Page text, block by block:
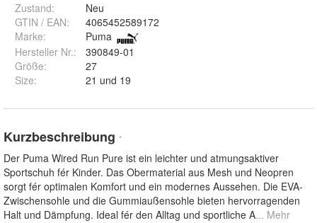
Zustand:
Neu
GTIN / EAN:
4065452589172
Marke:
Puma
Hersteller Nr.:
390849-01
Größe:
27
Size: 21 und 19
Kurzbeschreibung *
Der Puma Wired Run Pure ist ein leichter und atmungsaktiver
Sportschuh fér Kinder. Das Obermaterial aus Mesh und Neopren
sorgt fér optimalen Komfort und ein modernes Aussehen. Die EVA-
Zwischensohle und die Gummiaußensohle bieten hervorragenden
Halt und Dämpfung. Ideal fér den Alltag und sportliche A... Mehr